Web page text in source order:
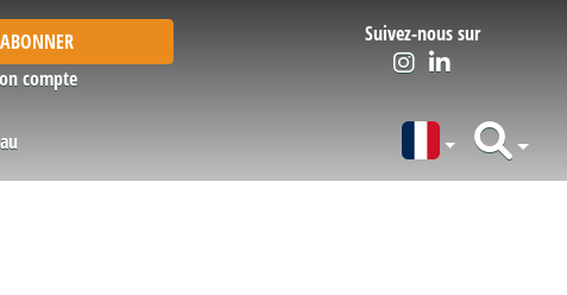
compte
Suivez-nous sur